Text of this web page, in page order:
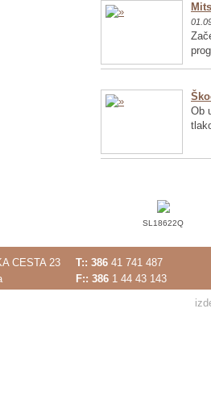
Ob
SL18622Q
CESTA 23
T:: 386 41 741 487
F:: 386 1 44 43 143